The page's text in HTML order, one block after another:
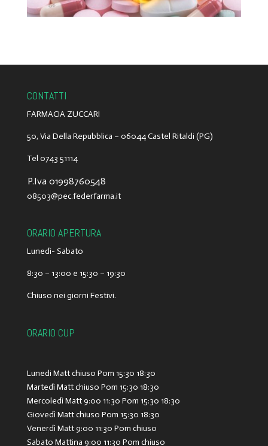
CONTATTI
FARMACIA ZUCCARI
50, Via Della Repubblica – 06044Castel Ritaldi (PG)
Tel 0743 51114
P.Iva 01998760548
ti.amrafredef.cep
@30580
ORARIO APERTURA
Lunedì- Sabato
8:30 – 13:00 e 15:30 – 19:30
Chiuso nei giorni Festivi.
ORARIO CUP
Lunedi Matt chiuso Pom 15:30 18:30
Martedì Matt chiuso Pom 15:30 18:30
Mercoledì Matt 9:00 11:30 Pom 15:30 18:30
Giovedì Matt chiuso Pom 15:30 18:30
Venerdì Matt 9:00 11:30 Pom chiuso
Sabato Mattina 9:00 11:30 Pom chiuso